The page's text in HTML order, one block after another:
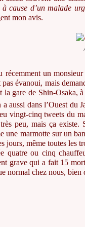
à cause d’un malade
mon avis.
récemment un
pas évanoui, mais
la gare de Shin-Osaka,
aussi dans l’Ouest du
vingt-cinq tweets du
très peu, mais ça
une marmotte sur un
jours, même toutes les
quatre ou cinq
grave qui a fait 15
normal chez nous, bien